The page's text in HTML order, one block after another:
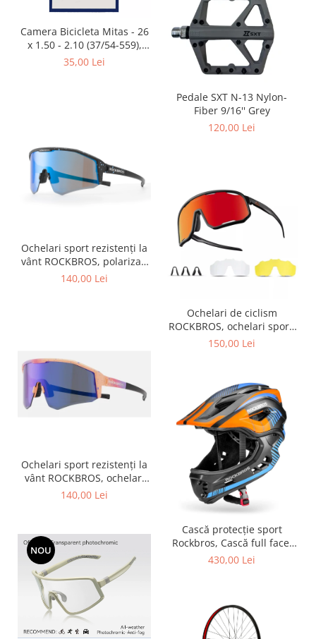
Schimbatoare viteze
Scule bicicleta
Camera Bicicleta Mitas - 26
x 1.50 - 2.10 (37/54-559),
FV47
35,00 Lei
Pedale SXT N-13 Nylon-
Fiber 9/16'' Grey
120,00 Lei
Ochelari sport rezistenți la
vânt ROCKBROS, polarizați
pentru ciclism, ochelari de
140,00 Lei
Ochelari de ciclism
ROCKBROS, ochelari sport,
ramă fotocromatică TR
150,00 Lei
Ochelari sport rezistenți la
vânt ROCKBROS, ochelari
polarizați pentru ciclism,
140,00 Lei
Cască protecție sport
Rockbros, Cască full face,
albastru 55-58 cm
430,00 Lei
NOU